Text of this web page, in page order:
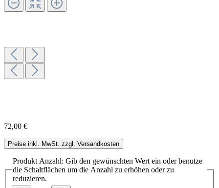
72,00 €
Preise inkl. MwSt. zzgl. Versandkosten
Produkt Anzahl: Gib den gewünschten Wert ein oder benutze
die Schaltflächen um die Anzahl zu erhöhen oder zu
reduzieren.